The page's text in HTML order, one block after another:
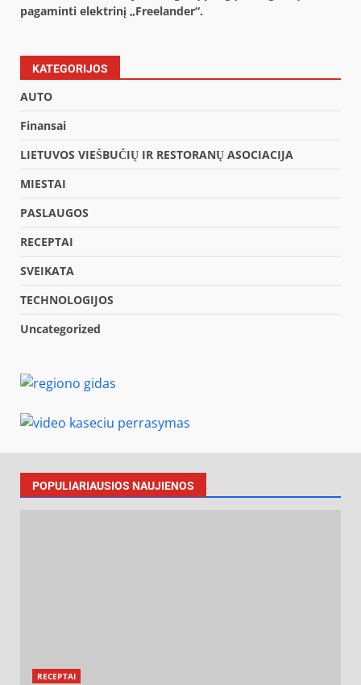
pagaminti elektrinį „Freelander“.
KATEGORIJOS
AUTO
Finansai
LIETUVOS VIEŠBUČIŲ IR RESTORANŲ ASOCIACIJA
MIESTAI
PASLAUGOS
RECEPTAI
SVEIKATA
TECHNOLOGIJOS
Uncategorized
POPULIARIAUSIOS NAUJIENOS
RECEPTAI